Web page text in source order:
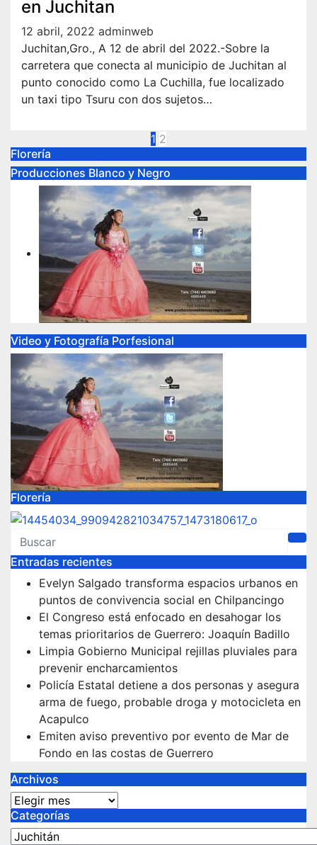
en Juchitan
12 abril, 2022 adminweb
Juchitan,Gro., A 12 de abril del 2022.-Sobre la
carretera que conecta al municipio de Juchitan al
punto conocido como La Cuchilla, fue localizado
un taxi tipo Tsuru con dos sujetos…
Paginación
de
entradas
1 2
Florería
Producciones Blanco y Negro
Video y Fotografía Porfesional
Florería
Entradas recientes
Evelyn Salgado transforma espacios urbanos en
puntos de convivencia social en Chilpancingo
El Congreso está enfocado en desahogar los
temas prioritarios de Guerrero: Joaquín Badillo
Limpia Gobierno Municipal rejillas pluviales para
prevenir encharcamientos
Policía Estatal detiene a dos personas y asegura
arma de fuego, probable droga y motocicleta en
Acapulco
Emiten aviso preventivo por evento de Mar de
Fondo en las costas de Guerrero
Archivos
Archivos
Categorías
Categorías